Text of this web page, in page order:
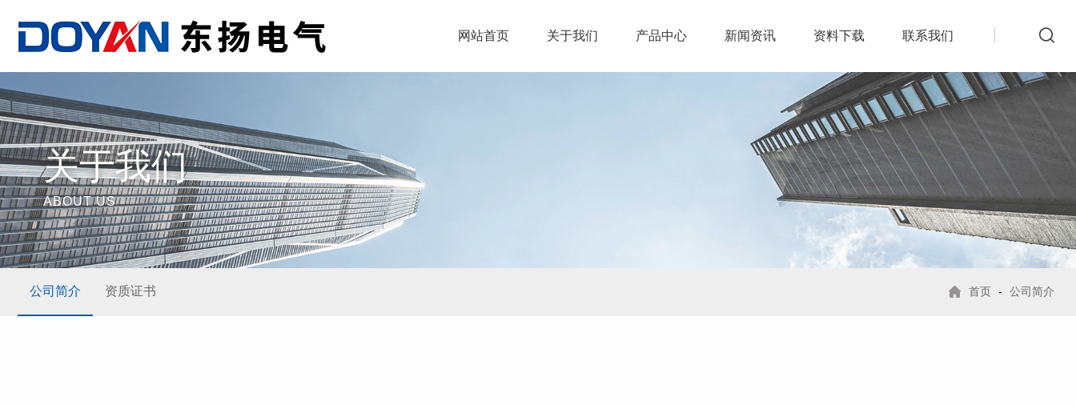
网站首页 关于我们 产品中心 新闻资讯 资料下载 联系我们
关于我们
ABOUT US
公司简介 资质证书 首页 - 公司简介